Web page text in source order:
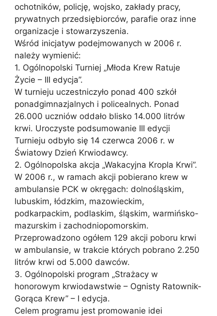
ochotników, policję, wojsko, zakłady pracy,
prywatnych przedsiębiorców, parafie oraz inne
organizacje i stowarzyszenia.
Wśród inicjatyw podejmowanych w 2006 r.
należy wymienić:
1. Ogólnopolski Turniej „Młoda Krew Ratuje
Życie – III edycja”.
W turnieju uczestniczyło ponad 400 szkół
ponadgimnazjalnych i policealnych. Ponad
26.000 uczniów oddało blisko 14.000 litrów
krwi. Uroczyste podsumowanie III edycji
Turnieju odbyło się 14 czerwca 2006 r. w
Światowy Dzień Krwiodawcy.
2. Ogólnopolska akcja „Wakacyjna Kropla Krwi”.
W 2006 r., w ramach akcji pobierano krew w
ambulansie PCK w okręgach: dolnośląskim,
lubuskim, łódzkim, mazowieckim,
podkarpackim, podlaskim, śląskim, warmińsko-
mazurskim i zachodniopomorskim.
Przeprowadzono ogółem 129 akcji poboru krwi
w ambulansie, w trakcie których pobrano 2.250
litrów krwi od 5.000 dawców.
3. Ogólnopolski program „Strażacy w
honorowym krwiodawstwie – Ognisty Ratownik-
Gorąca Krew” – I edycja.
Celem programu jest promowanie idei